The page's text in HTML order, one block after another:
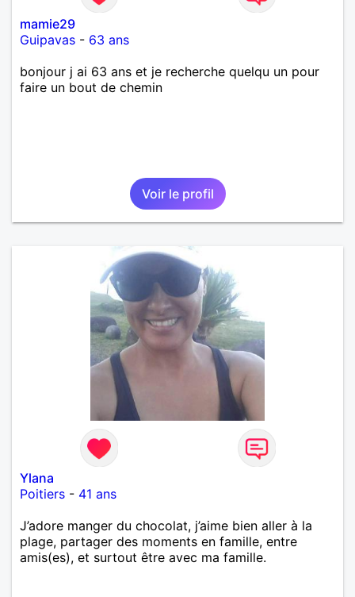
mamie29
Guipavas - 63 ans
bonjour j ai 63 ans et je recherche quelqu un pour
faire un bout de chemin
Voir le profil
Ylana
Poitiers - 41 ans
J’adore manger du chocolat, j’aime bien aller à la
plage, partager des moments en famille, entre
amis(es), et surtout être avec ma famille.